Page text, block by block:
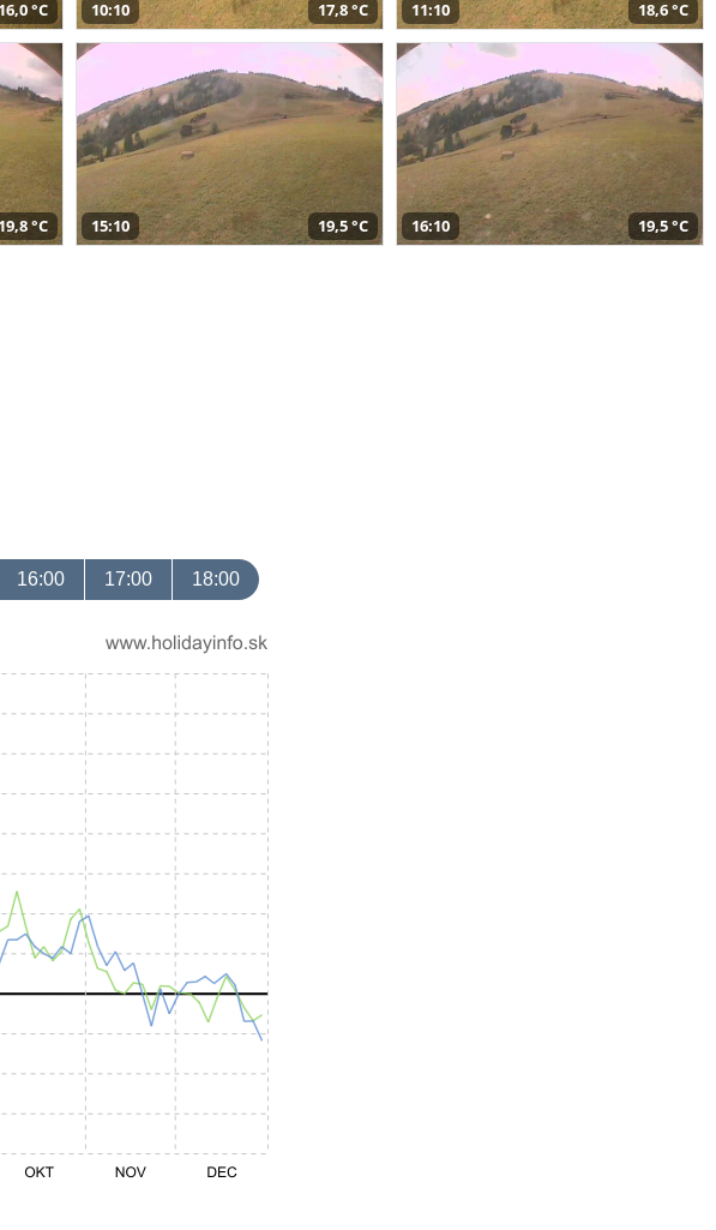
16,0 °C 10:10 17,8 °C 11:10 18,6 °C
19,8 °C 15:10 19,5 °C 16:10 19,5 °C
16:00 17:00 18:00